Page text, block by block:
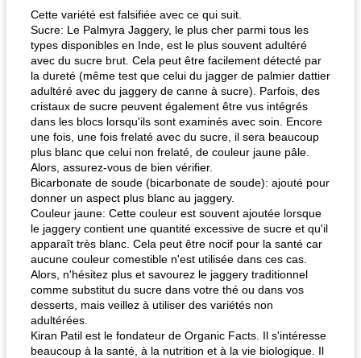
Cette variété est falsifiée avec ce qui suit.
Sucre: Le Palmyra Jaggery, le plus cher parmi tous les
types disponibles en Inde, est le plus souvent adultéré
avec du sucre brut. Cela peut être facilement détecté par
la dureté (même test que celui du jagger de palmier dattier
adultéré avec du jaggery de canne à sucre). Parfois, des
cristaux de sucre peuvent également être vus intégrés
dans les blocs lorsqu'ils sont examinés avec soin. Encore
une fois, une fois frelaté avec du sucre, il sera beaucoup
plus blanc que celui non frelaté, de couleur jaune pâle.
Alors, assurez-vous de bien vérifier.
Bicarbonate de soude (bicarbonate de soude): ajouté pour
donner un aspect plus blanc au jaggery.
Couleur jaune: Cette couleur est souvent ajoutée lorsque
le jaggery contient une quantité excessive de sucre et qu'il
apparaît très blanc. Cela peut être nocif pour la santé car
aucune couleur comestible n'est utilisée dans ces cas.
Alors, n'hésitez plus et savourez le jaggery traditionnel
comme substitut du sucre dans votre thé ou dans vos
desserts, mais veillez à utiliser des variétés non
adultérées.
Kiran Patil est le fondateur de Organic Facts. Il s'intéresse
beaucoup à la santé, à la nutrition et à la vie biologique. Il